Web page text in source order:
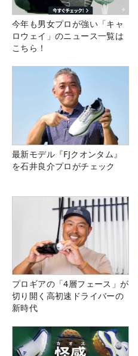
今年も男女プロが強い「キャ
ロウェイ」のニュース一覧は
こちら！
最新モデル『FJクオンタム』
を石井良介プロがチェック
プロギアの「4層フェース」が
切り開く高初速ドライバーの
新時代